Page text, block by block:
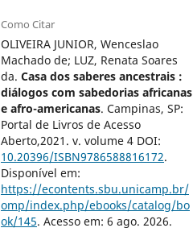
Como Citar
OLIVEIRA JUNIOR, Wenceslao
Machado de; LUZ, Renata Soares
da. Casa dos saberes ancestrais :
diálogos com sabedorias africanas
e afro-americanas. Campinas, SP:
Portal de Livros de Acesso
Aberto,2021. v. volume 4 DOI:
10.20396/ISBN9786588816172.
Disponível em:
https://econtents.sbu.unicamp.br/
omp/index.php/ebooks/catalog/bo
ok/145. Acesso em: 6 ago. 2026.